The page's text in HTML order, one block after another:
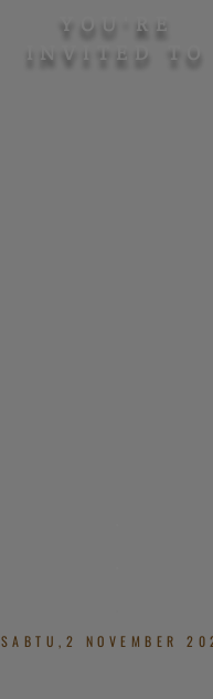
YOU'RE
INVITED TO
SABTU,2 NOVEMBER